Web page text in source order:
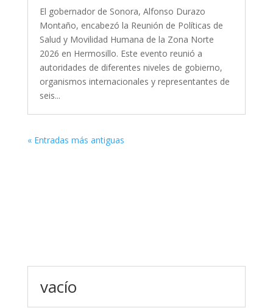
El gobernador de Sonora, Alfonso Durazo
Montaño, encabezó la Reunión de Políticas de
Salud y Movilidad Humana de la Zona Norte
2026 en Hermosillo. Este evento reunió a
autoridades de diferentes niveles de gobierno,
organismos internacionales y representantes de
seis...
« Entradas más antiguas
vacío